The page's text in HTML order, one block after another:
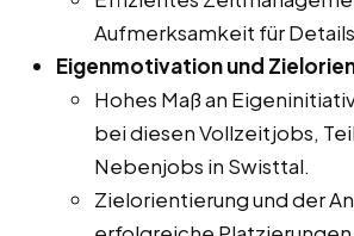
Aufmerksamkeit für
Eigenmotivation und
Hohes Maß an
bei diesen Vollzeitjobs,
Nebenjobs in Swisttal.
Zielorientierung und der